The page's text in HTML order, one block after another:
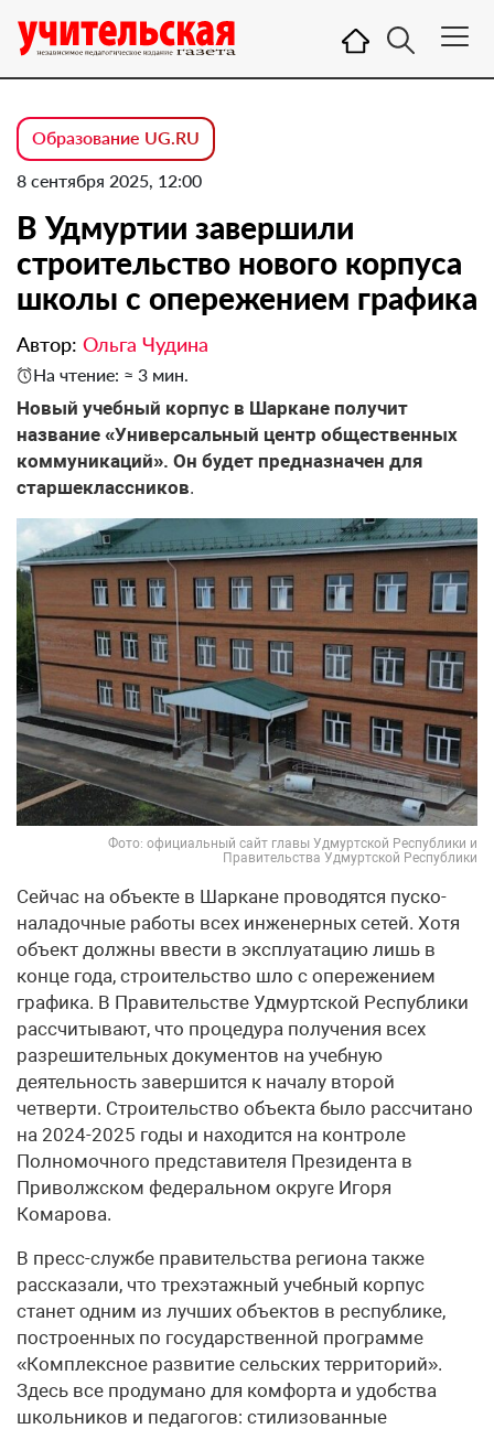
Образование UG.RU
8 сентября 2025, 12:00
В Удмуртии завершили
строительство нового корпуса
школы с опережением графика
Автор: Ольга Чудина
На чтение: ≈ 3 мин.
Новый учебный корпус в Шаркане получит
название «Универсальный центр общественных
коммуникаций». Он будет предназначен для
старшеклассников.
Фото: официальный сайт главы Удмуртской Республики и
Правительства Удмуртской Республики
Сейчас на объекте в Шаркане проводятся пуско-
наладочные работы всех инженерных сетей. Хотя
объект должны ввести в эксплуатацию лишь в
конце года, строительство шло с опережением
графика. В Правительстве Удмуртской Республики
рассчитывают, что процедура получения всех
разрешительных документов на учебную
деятельность завершится к началу второй
четверти. Строительство объекта было рассчитано
на 2024-2025 годы и находится на контроле
Полномочного представителя Президента в
Приволжском федеральном округе Игоря
Комарова.
В пресс-службе правительства региона также
рассказали, что трехэтажный учебный корпус
станет одним из лучших объектов в республике,
построенных по государственной программе
«Комплексное развитие сельских территорий».
Здесь все продумано для комфорта и удобства
школьников и педагогов: стилизованные